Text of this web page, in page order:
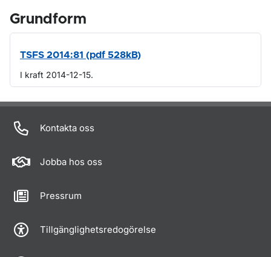
Grundform
TSFS 2014:81 (pdf 528kB)
I kraft 2014-12-15.
Om sidan
Kontakta oss
Jobba hos oss
Pressrum
Tillgänglighetsredogörelse